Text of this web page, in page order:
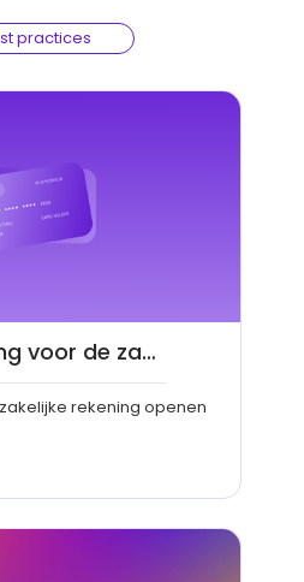
practices
Aparte rekening voor de zaak
rekening openen